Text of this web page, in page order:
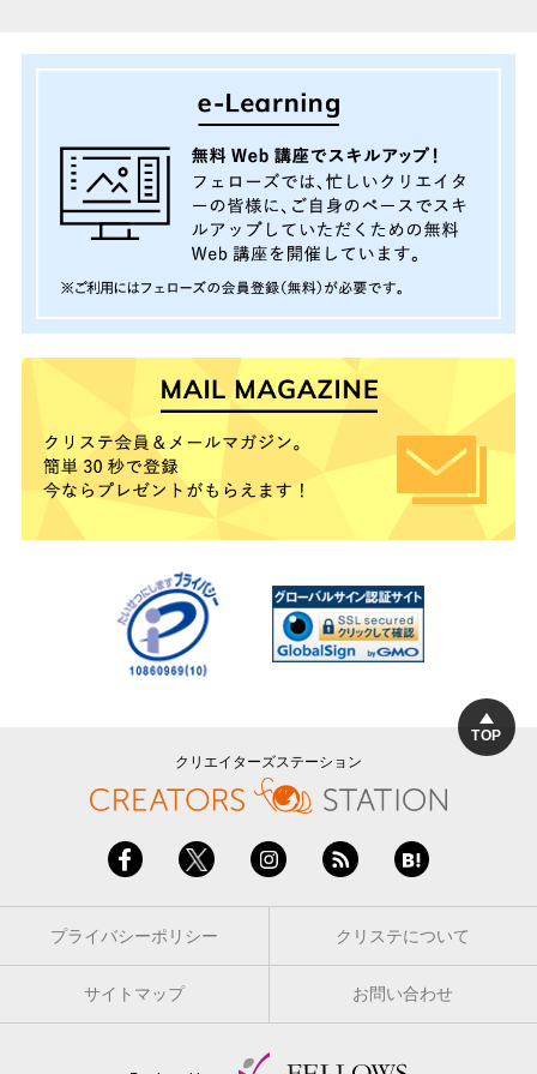
TOP
クリエイターズステーション
プライバシーポリシー クリステについて
サイトマップ お問い合わせ